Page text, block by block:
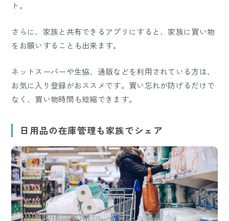
ト。
さらに、家族と共有できるアプリにすると、家族に買い物
をお願いすることも出来ます。
ネットスーパーや生協、通販などを利用されている方は、
お気に入り登録がおススメです。買い忘れが防げるだけで
なく、買い物時間も短縮できます。
日用品の在庫管理も家族でシェア